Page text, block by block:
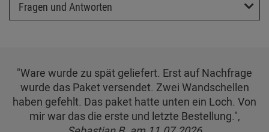
Fragen und Antworten
"Ware wurde zu spät geliefert. Erst auf Nachfrage
wurde das Paket versendet. Zwei Wandschellen
haben gefehlt. Das paket hatte unten ein Loch. Von
mir war das die erste und letzte Bestellung.",